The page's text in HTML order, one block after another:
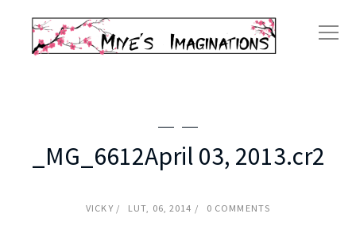
_MG_6612April 03, 2013.cr2
VICKY LUT, 06, 2014 0 COMMENTS